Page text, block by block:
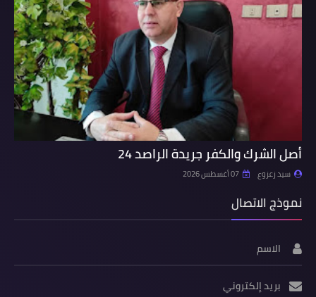
أصل الشرك والكفر جريدة الراصد 24
سيد زعزوع 07 أغسطس 2026
نموذج الاتصال
الاسم
بريد إلكتروني